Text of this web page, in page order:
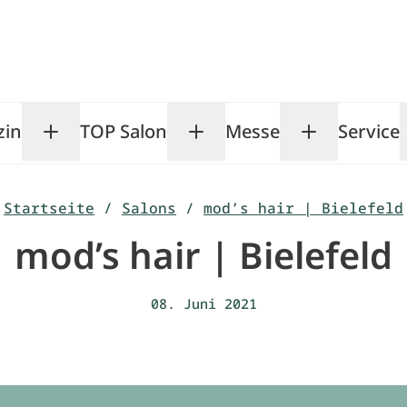
Toggle Magazin submenu
TOP Salon Toggle TOP Salon
Messe ToggleService
Startseite / Salons / mod’s hair | Bielefeld
mod’s hair | Bielefeld
08. Juni 2021